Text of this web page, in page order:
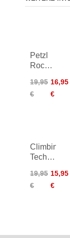
Petzl
Rocha
19,95
€
16,95
€
Climbing
Technology
Twist
Carabiner
19,95
€
15,95
€